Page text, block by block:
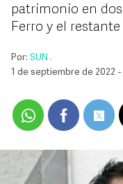
patrimonio en
Ferro y el
Por: SUN .
1 de septiembre de 2022 -